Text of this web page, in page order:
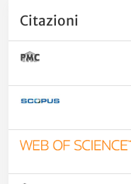
Citazioni